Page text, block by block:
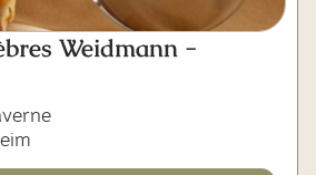
Weidmann -